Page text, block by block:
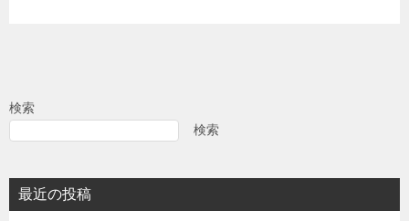
検索
検索
最近の投稿